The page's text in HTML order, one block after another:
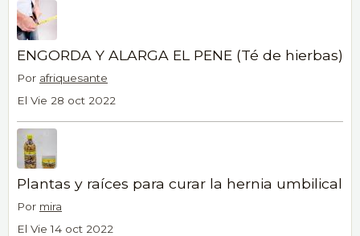
ENGORDA Y ALARGA EL PENE (Té de hierbas)
Por afriquesante
El Vie 28 oct 2022
Plantas y raíces para curar la hernia umbilical
Por mira
El Vie 14 oct 2022